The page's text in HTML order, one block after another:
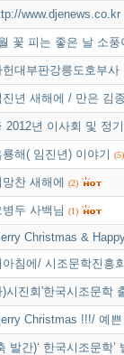
꽃 피는 좋은 날 소풍
헌대부판강릉도호부사
진년 새해에 / 만은 김
2012년 이사회 및 정
룡해( 임진년) 이야기 (5)
망찬 새해에 (2)
병두 사백님 (1)
Christmas &
아침에/ 시조문학진흥
)시진회'한국시조문학
Christmas !!!/ 예
발간)‘ 한국시조문학